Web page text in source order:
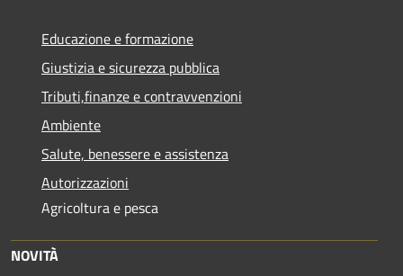
Educazione e formazione
Giustizia e sicurezza pubblica
Tributi,finanze e contravvenzioni
Ambiente
Salute, benessere e assistenza
Autorizzazioni
Agricoltura e pesca
NOVITÀ